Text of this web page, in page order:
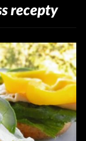
recepty